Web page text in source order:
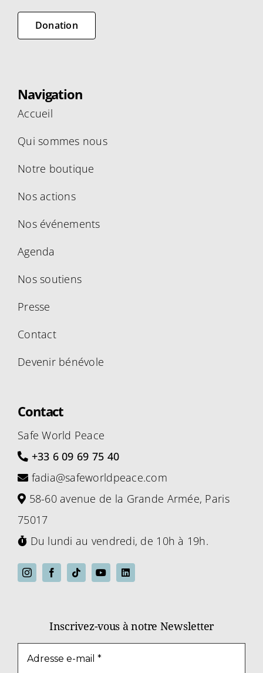
Donation
Navigation
Accueil
Qui sommes nous
Notre boutique
Nos actions
Nos événements
Agenda
Nos soutiens
Presse
Contact
Devenir bénévole
Contact
Safe World Peace
+33 6 09 69 75 40
fadia@safeworldpeace.com
58-60 avenue de la Grande Armée, Paris
75017
Du lundi au vendredi, de 10h à 19h.
Inscrivez-vous à notre Newsletter